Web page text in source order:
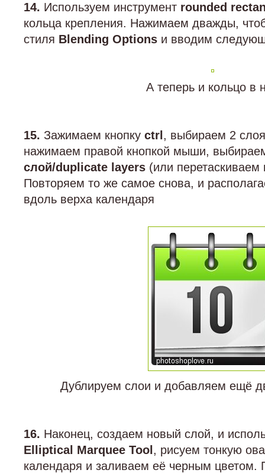
14. Используем инструмент rounded
кольца крепления. Нажимаем дважды,
стиля Blending Options и вводим
А теперь и кольцо в
15. Зажимаем кнопку ctrl , выбираем 2
нажимаем правой кнопкой мыши,
слой/duplicate layers (или перетаскиваем
Повторяем то же самое снова, и
вдоль верха календаря
Дублируем слои и добавляем ещё
16. Наконец, создаем новый слой, и
Elliptical Marquee Tool , рисуем тонкую
календаря и заливаем её черным цветом.